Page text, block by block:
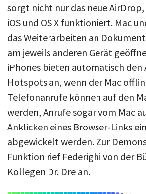
sorgt nicht nur das neue AirDrop,
iOS und OS X funktioniert. Mac
das Weiterarbeiten an
am jeweils anderen Gerät
iPhones bieten automatisch den
Hotspots an, wenn der Mac
Telefonanrufe können auf den
werden, Anrufe sogar vom Mac
Anklicken eines Browser-Links
abgewickelt werden. Zur
Funktion rief Federighi von der
Kollegen Dr. Dre an.